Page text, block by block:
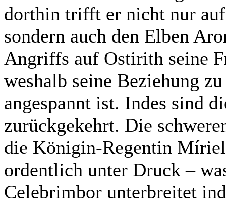
dorthin trifft er nicht nur
sondern auch den Elben
Angriffs auf Ostirith seine
weshalb seine Beziehung
angespannt ist. Indes sind
zurückgekehrt. Die
die Königin-Regentin
ordentlich unter Druck –
Celebrimbor unterbreitet